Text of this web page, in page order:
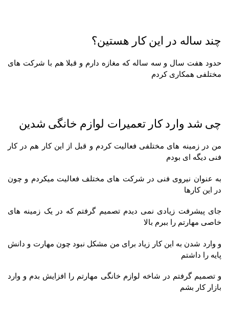
چند ساله در این کار هستین؟
حدود هفت سال و سه ساله که مغازه دارم و قبلا هم با شرکت های
مختلفی همکاری کردم
چی شد وارد کار تعمیرات لوازم خانگی شدین
من در زمینه های مختلفی فعالیت کردم و قبل از این کار هم در کار
فنی دیگه ای بودم
به عنوان نیروی فنی در شرکت های مختلف فعالیت میکردم و چون
در این کارها
جای پیشرفت زیادی نمی دیدم تصمیم گرفتم که در یک زمینه های
خاصی مهارتم را ببرم بالا
و وارد شدن به این کار زیاد برای من مشکل نبود چون مهارت و دانش
پایه را داشتم
و تصمیم گرفتم در شاخه لوازم خانگی مهارتم را افزایش بدم و وارد
بازار کار بشم